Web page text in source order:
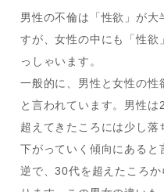
男性の不倫は「性欲」が大
すが、女性の中にも「性欲
っしゃいます。
一般的に、男性と女性の性
と言われています。男性
超えてきたころには少し落
下がっていく傾向にある
逆で、30代を超えたころ